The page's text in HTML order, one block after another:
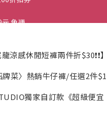
龍涼感休閒短褲兩件折$30❗❗】
牌菜〉熱銷牛仔褲/任選2件
獨家自訂款《超級便宜